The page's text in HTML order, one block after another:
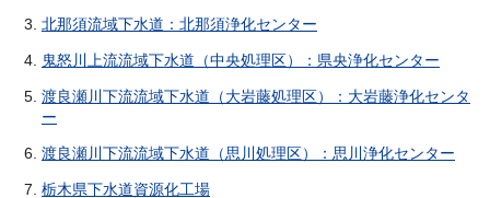
北那須流域下水道：北那須浄化センター
鬼怒川上流流域下水道（中央処理区）：県央浄化センター
渡良瀬川下流流域下水道（大岩藤処理区）：大岩藤浄化センタ
ー
渡良瀬川下流流域下水道（思川処理区）：思川浄化センター
栃木県下水道資源化工場